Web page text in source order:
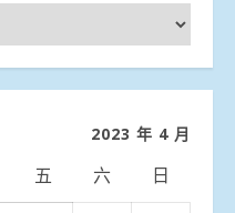
2023 年 4 月
五 六 日